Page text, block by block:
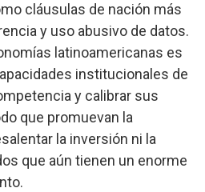
cláusulas de nación más
y uso abusivo de datos.
latinoamericanas es
institucionales de
y calibrar sus
que promuevan la
la inversión ni la
que aún tienen un enorme